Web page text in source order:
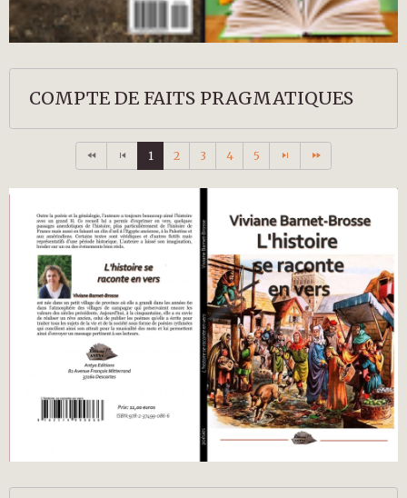
COMPTE DE FAITS PRAGMATIQUES
1 2 3 4 5